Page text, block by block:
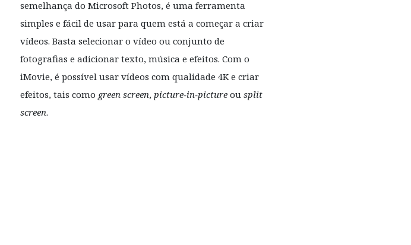
semelhança do Microsoft Photos, é uma ferramenta
simples e fácil de usar para quem está a começar a criar
vídeos. Basta selecionar o vídeo ou conjunto de
fotografias e adicionar texto, música e efeitos. Com o
iMovie, é possível usar vídeos com qualidade 4K e criar
efeitos, tais como green screen, picture‑in‑pictureou split
screen.